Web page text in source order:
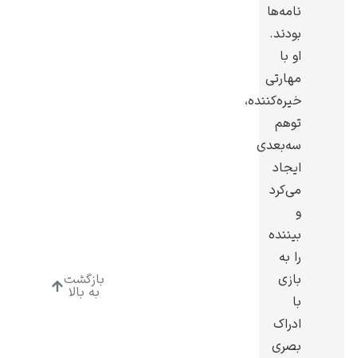
نامه‌ها
بودند.
او با
مهارتی
خیره‌کننده،
توهم
سه‌بعدی
ایجاد
می‌کرد
و
بیننده
را به
بازی
با
ادراک
بصری
بازگشت
به بالا